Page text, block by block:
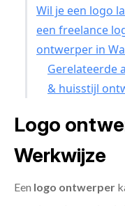
Wil je een logo
een freelance
ontwerper in
Gerelateerde
& huisstijl
Logo
Werkwijze
Een logo ontwerper